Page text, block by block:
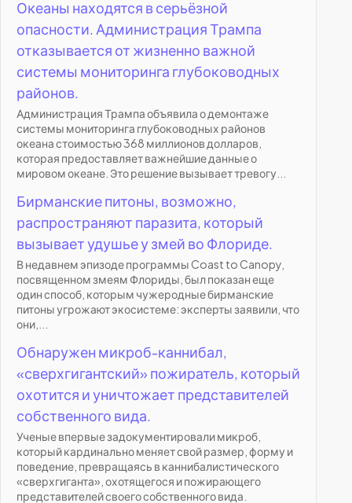
Океаны находятся в серьёзной
опасности. Администрация Трампа
отказывается от жизненно важной
системы мониторинга глубоководных
районов.
Администрация Трампа объявила о демонтаже
системы мониторинга глубоководных районов
океана стоимостью 368 миллионов долларов,
которая предоставляет важнейшие данные о
мировом океане. Это решение вызывает тревогу...
Бирманские питоны, возможно,
распространяют паразита, который
вызывает удушье у змей во Флориде.
В недавнем эпизоде программы Coast to Canopy,
посвященном змеям Флориды, был показан еще
один способ, которым чужеродные бирманские
питоны угрожают экосистеме: эксперты заявили, что
они,...
Обнаружен микроб-каннибал,
«сверхгигантский» пожиратель, который
охотится и уничтожает представителей
собственного вида.
Ученые впервые задокументировали микроб,
который кардинально меняет свой размер, форму и
поведение, превращаясь в каннибалистического
«сверхгиганта», охотящегося и пожирающего
представителей своего собственного вида.